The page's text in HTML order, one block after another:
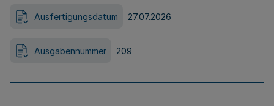
Ausfertigungsdatum 27.07.2026
Ausgabennummer 209